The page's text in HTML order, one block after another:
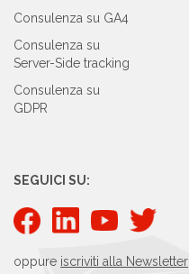
Consulenza su GA4
Consulenza su
Server-Side tracking
Consulenza su
GDPR
SEGUICI SU:
oppure iscriviti alla Newsletter